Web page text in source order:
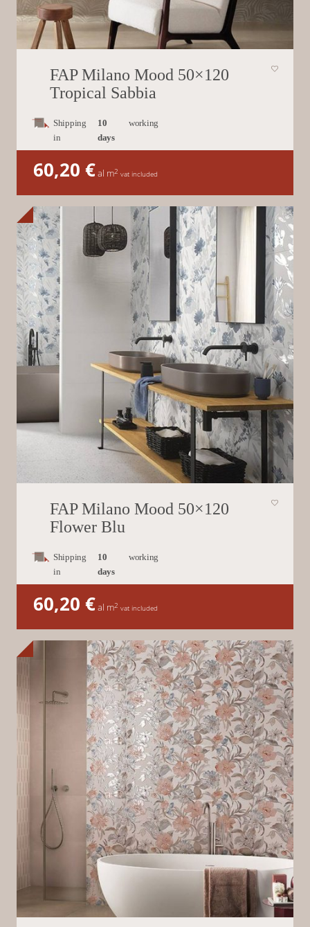
FAP Milano Mood 50×120
Tropical Sabbia
Shipping
in
10
days
working
60,20 €al m2 vat included
FAP Milano Mood 50×120
Flower Blu
Shipping
in
10
days
working
60,20 €al m2 vat included